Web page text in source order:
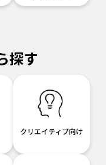
探す
クリエイティブ向け